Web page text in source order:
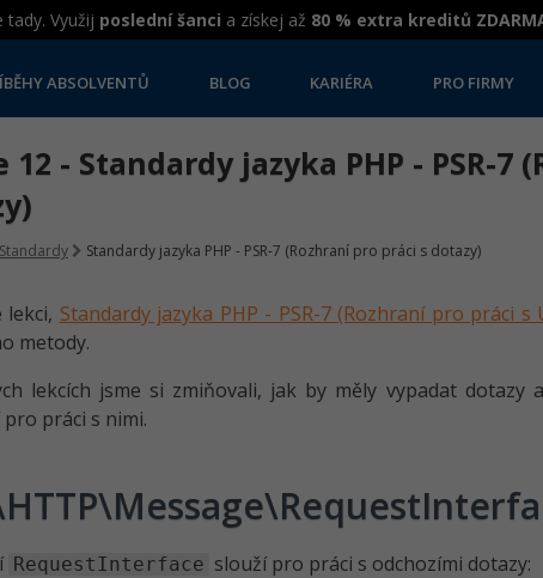
Využij poslední šanci a získej až 80 % extra kreditů
ABSOLVENTŮ BLOG KARIÉRA PRO FIRMY
12 - Standardy jazyka PHP - PSR-7
Standardy Standardy jazyka PHP - PSR-7 (Rozhraní pro práci s dotazy)
lekci, Standardy jazyka PHP - PSR-7 (Rozhraní pro práci s
metody.
lekcích jsme si zmiňovali, jak by měly vypadat dotazy
práci s nimi.
RequestInterface slouží pro práci s odchozími dotazy: